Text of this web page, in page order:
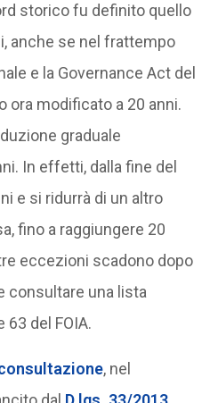
storico fu definito quello
anche se nel frattempo
e la Governance Act del
ora modificato a 20 anni.
graduale
In effetti, dalla fine del
e si ridurrà di un altro
fino a raggiungere 20
eccezioni scadono dopo
consultare una lista
del FOIA.
, nel